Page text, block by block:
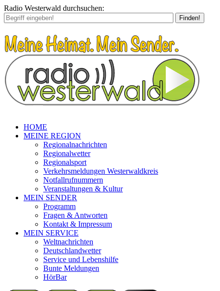
Radio Westerwald durchsuchen:
Finden!
HOME
MEINE REGION
Regionalnachrichten
Regionalwetter
Regionalsport
Verkehrsmeldungen Westerwaldkreis
Notfallrufnummern
Veranstaltungen & Kultur
MEIN SENDER
Programm
Fragen & Antworten
Kontakt & Impressum
MEIN SERVICE
Weltnachrichten
Deutschlandwetter
Service und Lebenshilfe
Bunte Meldungen
HörBar